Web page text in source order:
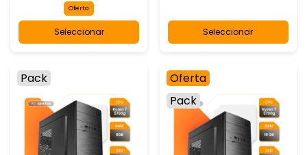
Oferta
Seleccionar Seleccionar
Pack
Oferta
Pack